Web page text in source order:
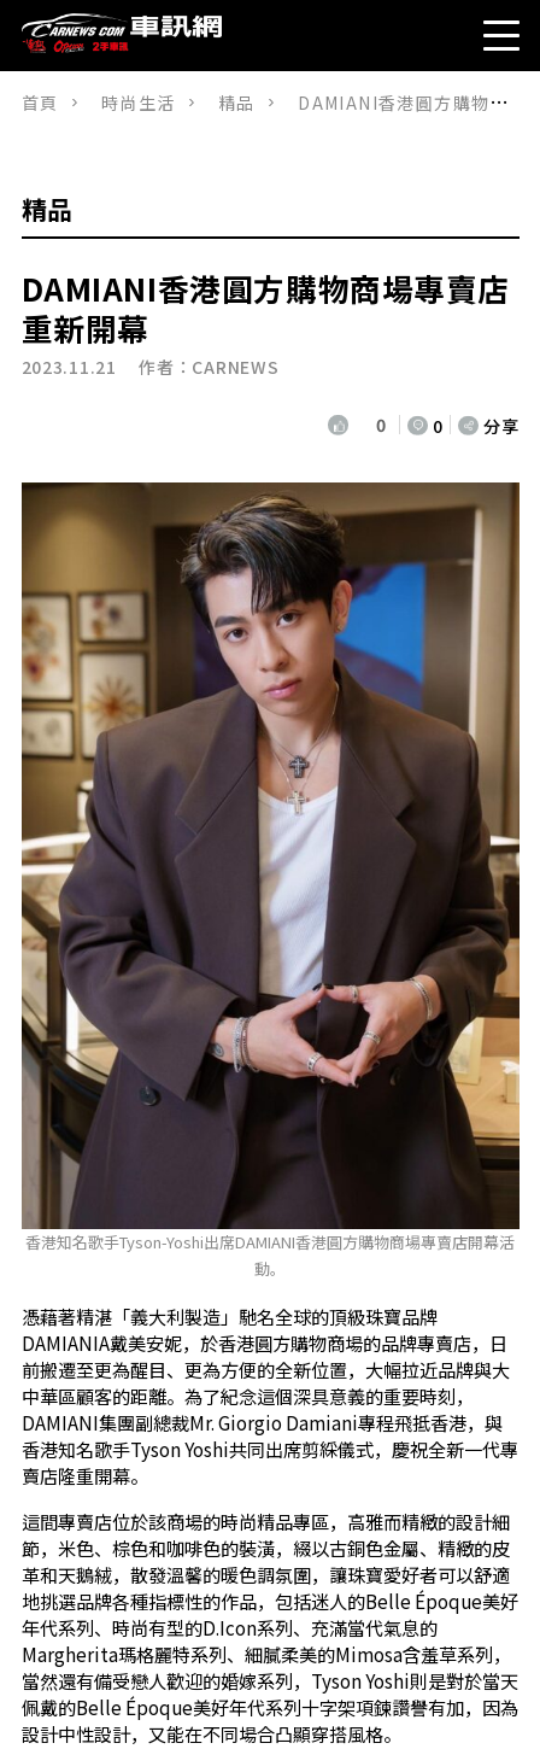
首頁 時尚生活 精品 DAMIANI香港圓方購物商場專賣店重新開幕
精品
DAMIANI香港圓方購物商場專賣店
重新開幕
2023.11.21 作者： CARNEWS
0 0 分享
香港知名歌手Tyson-Yoshi出席DAMIANI香港圓方購物商場專賣店開幕活
動。
憑藉著精湛「義大利製造」馳名全球的頂級珠寶品牌
DAMIANIA戴美安妮，於香港圓方購物商場的品牌專賣店，日
前搬遷至更為醒目、更為方便的全新位置，大幅拉近品牌與大
中華區顧客的距離。為了紀念這個深具意義的重要時刻，
DAMIANI集團副總裁Mr. Giorgio Damiani專程飛抵香港，與
香港知名歌手Tyson Yoshi共同出席剪綵儀式，慶祝全新一代專
賣店隆重開幕。
這間專賣店位於該商場的時尚精品專區，高雅而精緻的設計細
節，米色、棕色和咖啡色的裝潢，綴以古銅色金屬、精緻的皮
革和天鵝絨，散發溫馨的暖色調氛圍，讓珠寶愛好者可以舒適
地挑選品牌各種指標性的作品，包括迷人的Belle Époque美好
年代系列、時尚有型的D.Icon系列、充滿當代氣息的
Margherita瑪格麗特系列、細膩柔美的Mimosa含羞草系列，
當然還有備受戀人歡迎的婚嫁系列，Tyson Yoshi則是對於當天
佩戴的Belle Époque美好年代系列十字架項鍊讚譽有加，因為
設計中性設計，又能在不同場合凸顯穿搭風格。